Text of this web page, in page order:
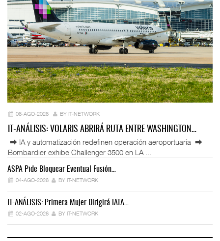
06-AGO-2026 BY IT-NETWORK
IT-ANÁLISIS: VOLARIS ABRIRÁ RUTA ENTRE WASHINGTON…
⮕ IA y automatización redefinen operación aeroportuaria ⮕
Bombardier exhibe Challenger 3500 en LA ...
ASPA Pide Bloquear Eventual Fusión…
04-AGO-2026 BY IT-NETWORK
IT-ANÁLISIS: Primera Mujer Dirigirá IATA…
02-AGO-2026 BY IT-NETWORK